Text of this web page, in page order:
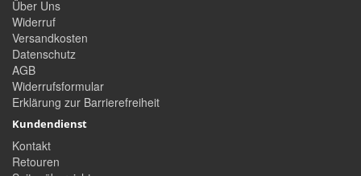
Über Uns
Widerruf
Versandkosten
Datenschutz
AGB
Widerrufsformular
Erklärung zur Barrierefreiheit
Kundendienst
Kontakt
Retouren